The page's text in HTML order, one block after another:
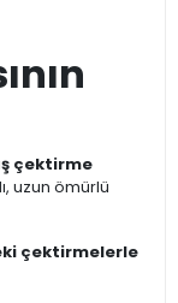
çektirme
uzun ömürlü
çektirmelerle